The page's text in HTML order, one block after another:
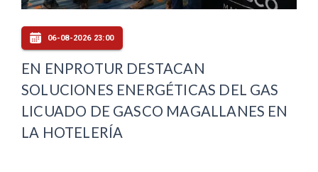
06-08-2026 23:00
EN ENPROTUR DESTACAN
SOLUCIONES ENERGÉTICAS DEL GAS
LICUADO DE GASCO MAGALLANES EN
LA HOTELERÍA